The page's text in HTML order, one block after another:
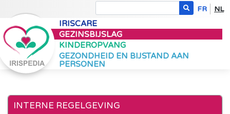
FR NL
IRISCARE
GEZINSBIJSLAG
KINDEROPVANG
GEZONDHEID EN BIJSTAND AAN
PERSONEN
INTERNE REGELGEVING